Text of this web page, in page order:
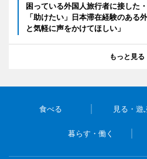
困っている外国人旅行者に接した
「助けたい」日本滞在経験のある
と気軽に声をかけてほしい」
もっと見る
食べる 見る・遊
暮らす・働く